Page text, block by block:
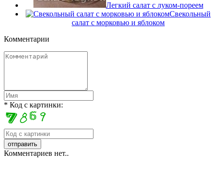
Легкий салат с луком-пореем
Свекольный
салат с морковью и яблоком
Комментарии
* Код с картинки:
Комментариев нет..